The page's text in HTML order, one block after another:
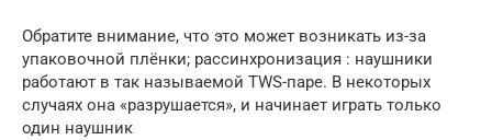
Обратите внимание, что это может возникать из-за
упаковочной плёнки; рассинхронизация : наушники
работают в так называемой TWS-паре. В некоторых
случаях она «разрушается», и начинает играть только
один наушник